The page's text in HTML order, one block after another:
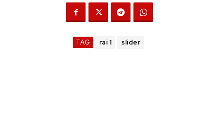
TAG rai 1 slider